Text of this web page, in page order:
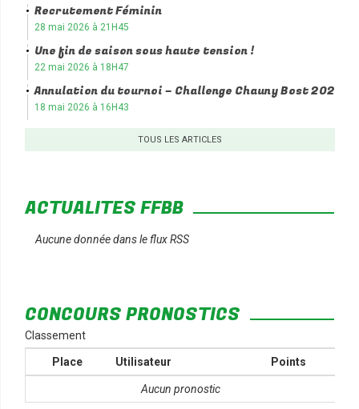
Recrutement Féminin
28 mai 2026 à 21H45
Une fin de saison sous haute tension !
22 mai 2026 à 18H47
Annulation du tournoi – Challenge Chauny Bost 2026
18 mai 2026 à 16H43
TOUS LES ARTICLES
ACTUALITÉS FFBB
Aucune donnée dans le flux RSS
CONCOURS PRONOSTICS
Classement
Place Utilisateur Points
Aucun pronostic